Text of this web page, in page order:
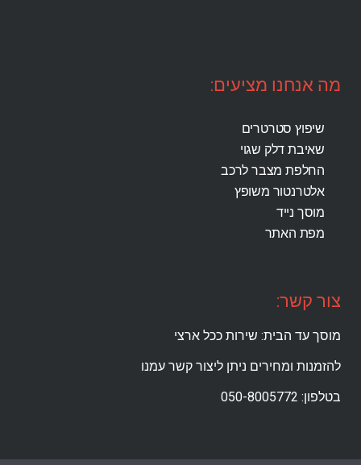
מה אנחנו מציעים:
שיפוץ סטרטרים
שאיבת דלק שגוי
החלפת מצבר לרכב
אלטרנטור משופץ
מוסך נייד
מפת האתר
צור קשר:
מוסך עד הבית: שירות ככל ארצי
להזמנות ומחירים ניתן ליצור קשר עמנו
בטלפון: 050-8005772